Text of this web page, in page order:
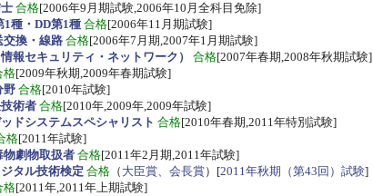
合格[2006年9月期試験,2006年10月全科目免除]
1種・DD第1種合格[2006年11月期試験]
交換・線路合格[2006年7月期,2007年1月期試験]
報セキュリティ・ネットワーク）
合格[2007年春期,2008年秋期試験]
格[2009年秋期,2009年春期試験]
野合格[2010年試験]
術者 合格[2010年,2009年,2009年試験]
ドシステムスペシャリスト 合格[2010年春期,2011年特別試験]
格[2011年試験]
物劇物取扱者 合格[2011年2月期,2011年試験]
タル技術検定 合格 （ 大臣賞、会長賞）[2011年秋期（第43回）試験]
格[2011年,2011年上期試験]